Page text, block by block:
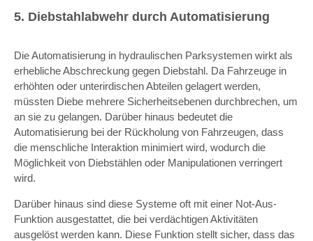
5. Diebstahlabwehr durch Automatisierung
Die Automatisierung in hydraulischen Parksystemen wirkt als
erhebliche Abschreckung gegen Diebstahl. Da Fahrzeuge in
erhöhten oder unterirdischen Abteilen gelagert werden,
müssten Diebe mehrere Sicherheitsebenen durchbrechen, um
an sie zu gelangen. Darüber hinaus bedeutet die
Automatisierung bei der Rückholung von Fahrzeugen, dass
die menschliche Interaktion minimiert wird, wodurch die
Möglichkeit von Diebstählen oder Manipulationen verringert
wird.
Darüber hinaus sind diese Systeme oft mit einer Not-Aus-
Funktion ausgestattet, die bei verdächtigen Aktivitäten
ausgelöst werden kann. Diese Funktion stellt sicher, dass das